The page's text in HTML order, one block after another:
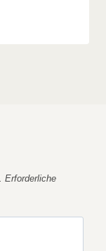
Erforderliche